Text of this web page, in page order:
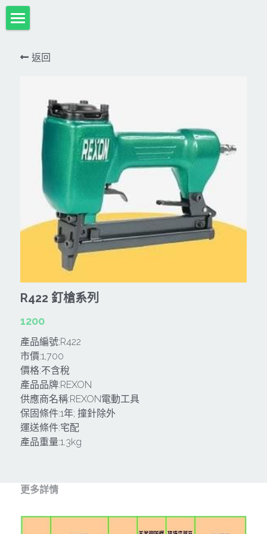
HULK-DC POWER 浩克
MK-POWER 充電式
牧田18V
牧田36V⬇︎
牧田40V
SHINKOMI 型鋼力
Milwaukee-充電器、電池、配件
Milwaukee-12
Dewalt 電池、充電器、配件
18V
電池、充電器、配件
DeWALT、STANLEY
DeWALT(得偉)
STANLEY(史丹利)
KINGTONY~KUANI專業級工具
Dewalt、Stanly 電池、配件
牧田
36V
18V
MT
插電式
電池及配件
雷射測距儀
引擎類
Bosch
充電式
充電器、電池、附件專區
插電式
雷射、牆體探測等儀器
其它電動工具
CAN TA電動工具
CAN TA-附件
TAKANO 電動工具
KOLAI格萊電動工具
KUMAS工具
Hikoki
REXON
MK-POWER
其它工具
變頻電焊機、CO2、鑽孔機
日本ASADA水管、電管壓接、油壓系列​等
HONDA發電機、引擎
雷射儀器及水準儀
電動吊車、吊具、氣動工具
五金及其它
中亞焊條產品
延長線、電線、電焊線
充電器
鋸片類
搜索
返回
R422 釘槍系列
1200
產品編號:R422
市價:1,700
價格:不含稅
產品品牌:REXON
供應商名稱:REXON電動工具
保固條件:1年; 撞針除外
運送條件:宅配
產品重量:1.3kg
更多詳情